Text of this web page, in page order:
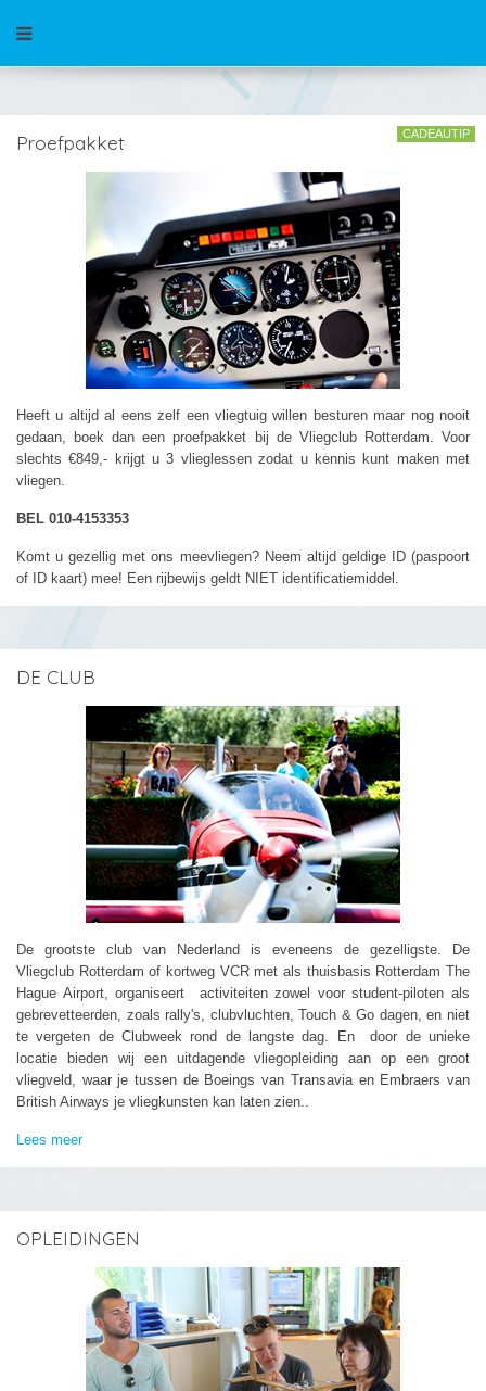
CADEAUTIP
Proefpakket
Heeft u altijd al eens zelf een vliegtuig willen besturen maar nog nooit
gedaan, boek dan een proefpakket bij de Vliegclub Rotterdam. Voor
slechts €849,- krijgt u 3 vlieglessen zodat u kennis kunt maken met
vliegen.
BEL 010-4153353
Komt u gezellig met ons meevliegen? Neem altijd geldige ID (paspoort
of ID kaart) mee! Een rijbewijs geldt NIET identificatiemiddel.
DE CLUB
De grootste club van Nederland is eveneens de gezelligste. De
Vliegclub Rotterdam of kortweg VCR met als thuisbasis Rotterdam The
Hague Airport, organiseert activiteiten zowel voor student-piloten als
gebrevetteerden, zoals rally's, clubvluchten, Touch & Go dagen, en niet
te vergeten de Clubweek rond de langste dag. En door de unieke
locatie bieden wij een uitdagende vliegopleiding aan op een groot
vliegveld, waar je tussen de Boeings van Transavia en Embraers van
British Airways je vliegkunsten kan laten zien..
Lees meer
OPLEIDINGEN